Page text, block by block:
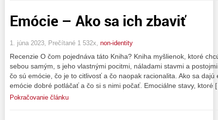
Emócie – Ako sa ich zbaviť
1. júna 2023, Prečítané 1 532x, non-identity
Recenzie O čom pojednáva táto Kniha? Kniha myšlienok, ktoré
sebou samým, s jeho vlastnými pocitmi, náladami stavmi a
čo sú emócie, čo je to citlivosť a čo naopak racionalita. Ako sa
emócie dobré potláčať a čo si s nimi počať. Emociálne stavy, ktoré
Pokračovanie článku